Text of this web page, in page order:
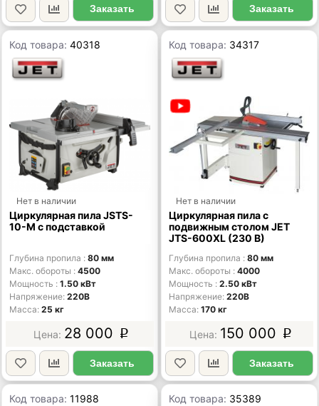
Заказать Заказать
Код товара:40318
Нет в наличии
Циркулярная пила JSTS-
10-M с подставкой
Глубина пропила
80 мм
Макс. обороты
4500
Мощность
1.50 кВт
Напряжение 220В
Масса 25 кг
28 000 p
Заказать
Код товара: 34317
Нет в наличии
Циркулярная пила с
подвижным столом JET
JTS-600XL (230 В)
Глубина пропила
80 мм
Макс. обороты
4000
Мощность
2.50 кВт
Напряжение 220В
Масса 170 кг
150 000 p
Заказать
Код товара:11988 Код товара: 35389